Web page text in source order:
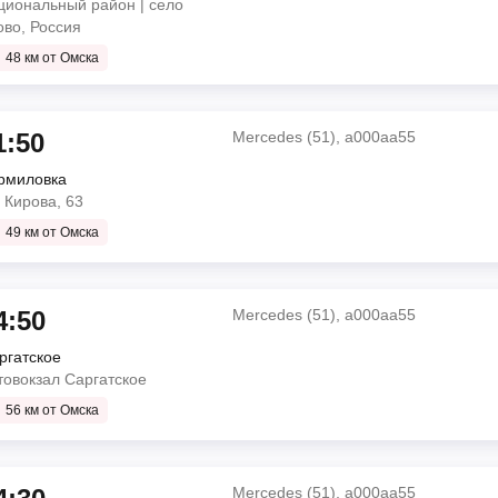
район | село
Россия
48 км от Омска
Кирова, 63
49 км от Омска
Mercedes (51), а000аа55
Саргатское
56 км от Омска
Mercedes (51), а000аа55
Mercedes (51), а000аа55